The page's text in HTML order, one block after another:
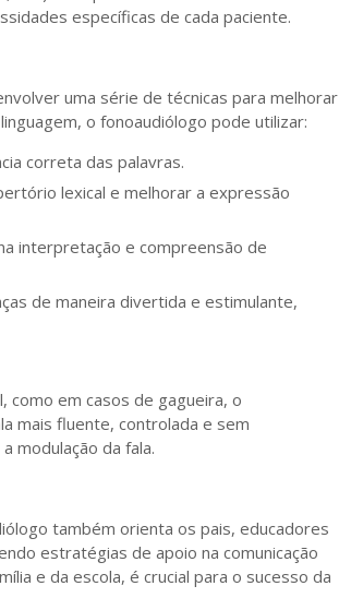
específicas de cada paciente.
uma série de técnicas para melhorar
o fonoaudiólogo pode utilizar:
correta das palavras.
lexical e melhorar a expressão
interpretação e compreensão de
de maneira divertida e estimulante,
como em casos de gagueira, o
mais fluente, controlada e sem
modulação da fala.
também orienta os pais, educadores
estratégias de apoio na comunicação
e da escola, é crucial para o sucesso da